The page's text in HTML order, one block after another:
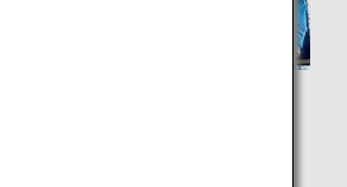
深刻なごみ問題